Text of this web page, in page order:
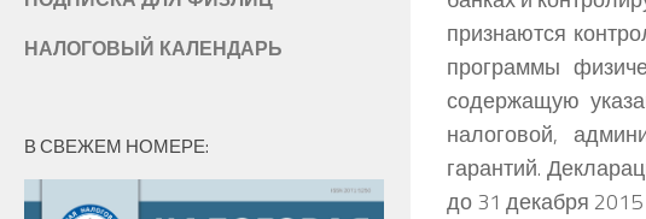
признаются
программы
содержащую
налоговой,
гарантий.
до 31 декабря 2015
НАЛОГОВЫЙ КАЛЕНДАРЬ
В СВЕЖЕМ НОМЕРЕ: